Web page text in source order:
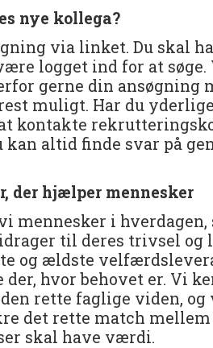
nye kollega?
via linket. Du skal
logget ind for at
gerne din ansøgning
muligt. Har du
kontakte
kan altid finde svar på
der hjælper mennesker
mennesker i
til deres trivsel og
og ældste
hvor behovet er. Vi
rette faglige viden, og
det rette match mellem
skal have værdi.